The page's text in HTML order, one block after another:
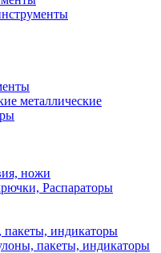
металлические
ножи
Распараторы
пакеты, индикаторы
пакеты, индикаторы